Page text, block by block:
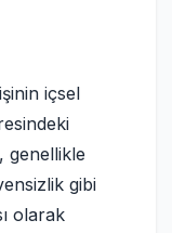
içsel
genellikle
gibi
olarak